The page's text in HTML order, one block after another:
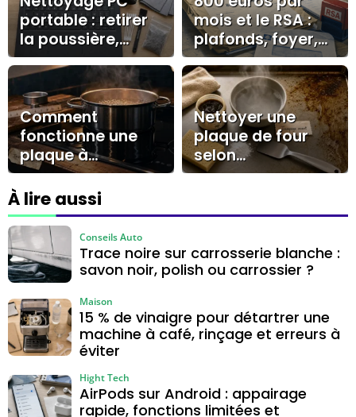
portable : retirer
la poussière,
limiter la
surchauffe et
corriger les
lenteurs
mois et le RSA :
plafonds, foyer,
forfait logement
Comment
fonctionne une
plaque à
induction ? 25
kHz, test de
l’aimant et
casseroles
compatibles
Nettoyer une
plaque de four
selon
l’encrassement :
bicarbonate ou
À lire aussi
Trace noire sur carrosserie blanche :
savon noir, polish ou carrossier ?
Conseils Auto
15 % de vinaigre pour détartrer une
machine à café, rinçage et erreurs à
éviter
Maison
AirPods sur Android : appairage
rapide, fonctions limitées et
Hight Tech